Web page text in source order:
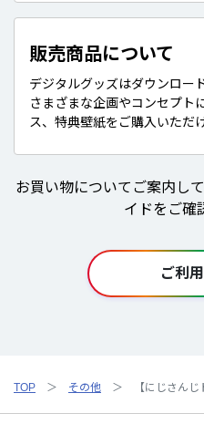
販売商品について
デジタルグッズはダウンロー
さまざまな企画やコンセプト
ス、特典壁紙をご購入いただ
お買い物についてご案内し
イドをご確
ご利
TOP その他 【にじさん